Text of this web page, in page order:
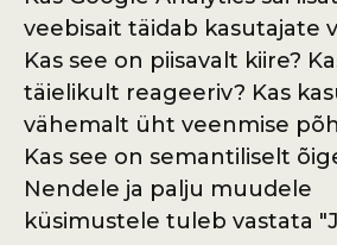
veebisait täidab kasutajate
Kas see on piisavalt kiire?
täielikult reageeriv? Kas
vähemalt üht veenmise
Kas see on semantiliselt
Nendele ja palju muudele
küsimustele tuleb vastata